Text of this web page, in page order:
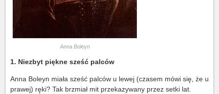
Anna Boleyn
1. Niezbyt piękne sześć palców
Anna Boleyn miała sześć palców u lewej (czasem mówi się, że u
prawej) ręki? Tak brzmiał mit przekazywany przez setki lat.